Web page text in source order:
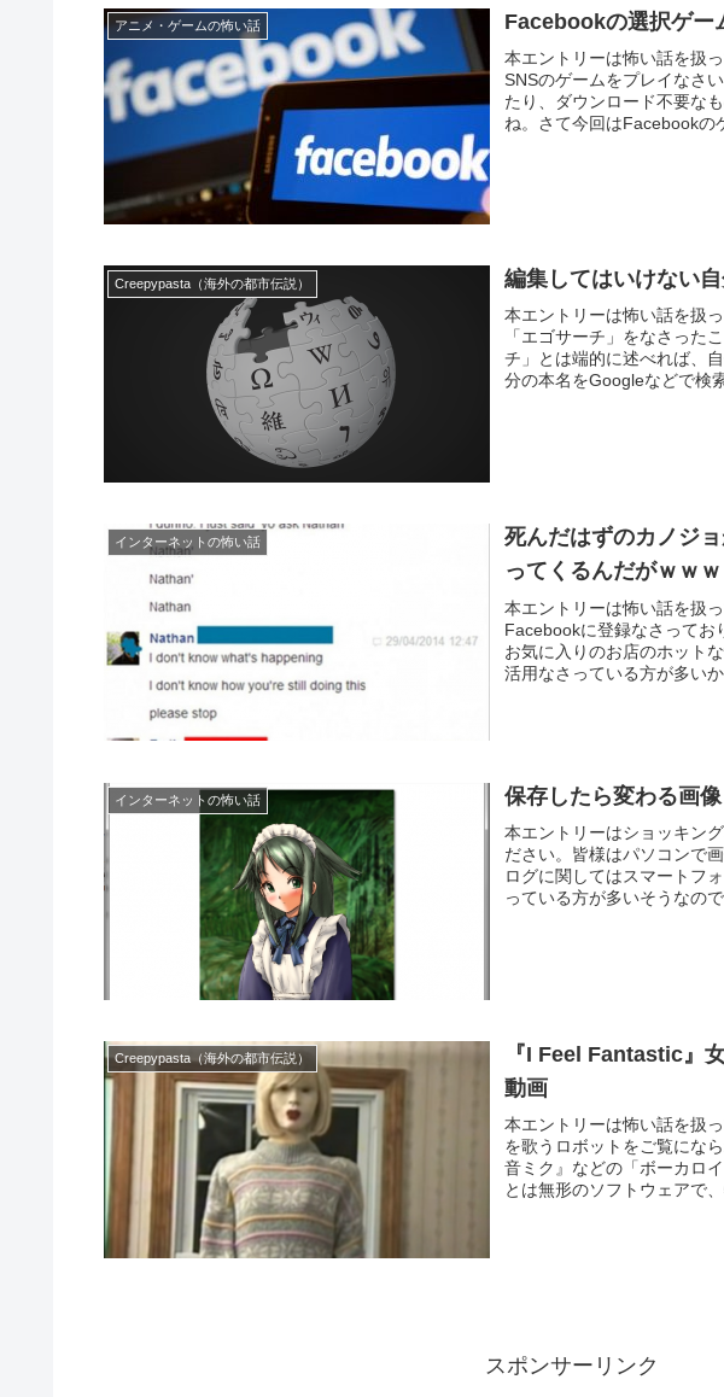
アニメ・ゲームの怖い話 Facebookの選択ゲー
本エントリーは怖い話を扱
SNSのゲームをプレイなさ
たり、ダウンロード不要な
ね。さて今回はFacebookの
Creepypasta（海外の都市伝説） 編集してはいけない
本エントリーは怖い話を扱
「エゴサーチ」をなさった
チ」とは端的に述べれば、
分の本名をGoogleなどで検
インターネットの怖い話
死んだはずのカノジ
ってくるんだがｗｗ
本エントリーは怖い話を扱
Facebookに登録なさってお
お気に入りのお店のホット
活用なさっている方が多い
インターネットの怖い話 保存したら変わる画像
本エントリーはショッキン
ださい。皆様はパソコンで
ログに関してはスマートフ
っている方が多いそうなの
Creepypasta（海外の都市伝説）
『I Feel Fantastic』
動画
本エントリーは怖い話を扱
を歌うロボットをご覧にな
音ミク』などの「ボーカロ
とは無形のソフトウェアで
スポンサーリンク